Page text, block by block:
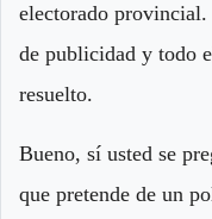
electorado provincial.
de publicidad y todo
resuelto.
Bueno, sí usted se
que pretende de un